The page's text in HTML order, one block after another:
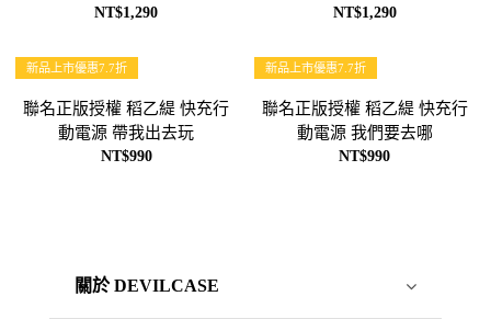
NT$1,290
NT$1,290
新品上市優惠7.7折
聯名正版授權 稻乙緹 快充行
動電源 帶我出去玩
NT$990
新品上市優惠7.7折
聯名正版授權 稻乙緹 快充行
動電源 我們要去哪
NT$990
關於 DEVILCASE